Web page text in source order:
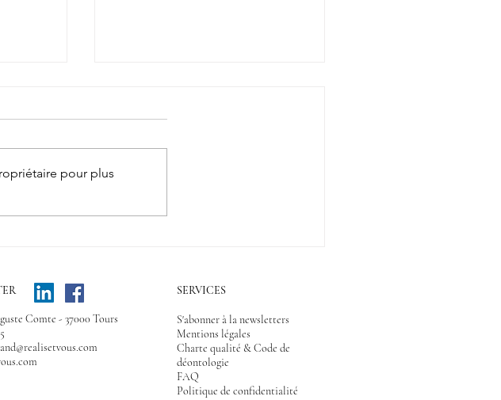
Un nouvel
pour plus
Comte - 37000 Tours
SERVICES
S'abonner à la newsletters
Mentions légales
Charte qualité & Code de
déontologie
FAQ
Politique de confidentialité